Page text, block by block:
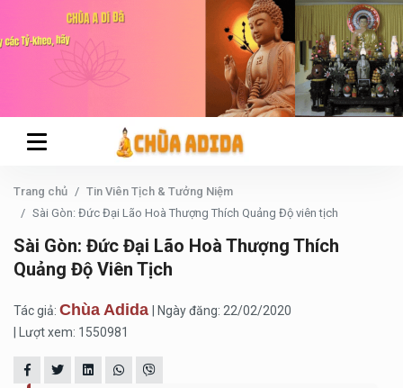
Trang chủ
Tin Viên Tịch & Tưởng Niệm
Sài Gòn: Đức Đại Lão Hoà Thượng Thích Quảng Độ viên tịch
Sài Gòn: Đức Đại Lão Hoà Thượng Thích
Quảng Độ Viên Tịch
Tác giả: Chùa Adida
| Ngày đăng: 22/02/2020
| Lượt xem: 1550981